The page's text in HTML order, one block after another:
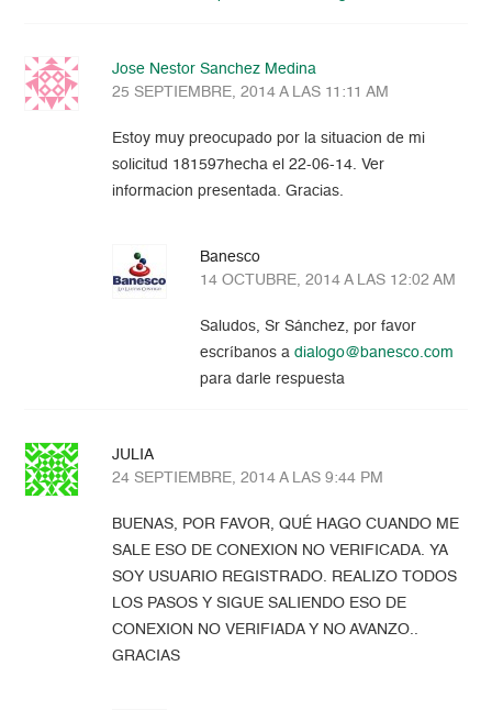
Jose Nestor Sanchez Medina
25 SEPTIEMBRE, 2014 A LAS 11:11 AM
Estoy muy preocupado por la situacion de mi
solicitud 181597hecha el 22-06-14. Ver
informacion presentada. Gracias.
Banesco
14 OCTUBRE, 2014 A LAS 12:02 AM
Saludos, Sr Sánchez, por favor
escríbanos adialogo@banesco.com
para darle respuesta
JULIA
24 SEPTIEMBRE, 2014 A LAS 9:44 PM
BUENAS, POR FAVOR, QUÉ HAGO CUANDO ME
SALE ESO DE CONEXION NO VERIFICADA. YA
SOY USUARIO REGISTRADO. REALIZO TODOS
LOS PASOS Y SIGUE SALIENDO ESO DE
CONEXION NO VERIFIADA Y NO AVANZO..
GRACIAS